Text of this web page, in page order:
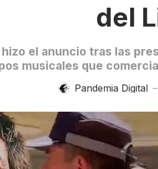
del
hizo el anuncio tras las
musicales que
Pandemia Digital —